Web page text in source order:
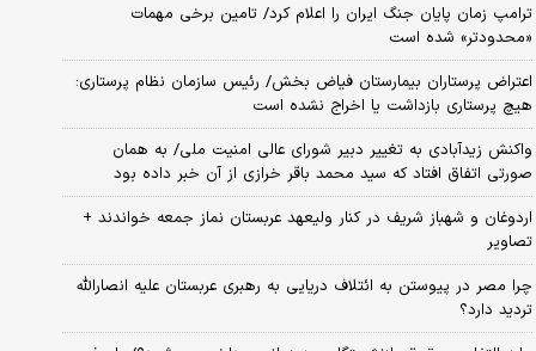
ترامپ زمان پایان جنگ ایران را اعلام کرد/ تامین برخی مهمات
«محدودتر» شده است
اعتراض پرستاران بیمارستان فیاض بخش/ رئیس سازمان نظام پرستاری:
هیچ پرستاری بازداشت یا اخراج نشده است
واکنش زیدآبادی به تغییر دبیر شورای عالی امنیت ملی/ به همان
صورتی اتفاق افتاد که سید محمد باقر خرازی از آن خبر داده بود
اردوغان و شهباز شریف در کنار ولیعهد عربستان نماز جمعه خواندند +
تصاویر
چرا مصر در پیوستن به ائتلاف دریایی به رهبری عربستان علیه انصارالله
تردید دارد؟